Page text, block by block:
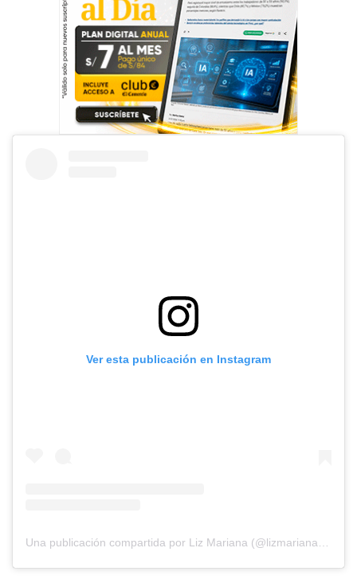
Ver esta publicación en Instagram
Una publicación compartida por Liz Mariana (@lizmarianagodoy)